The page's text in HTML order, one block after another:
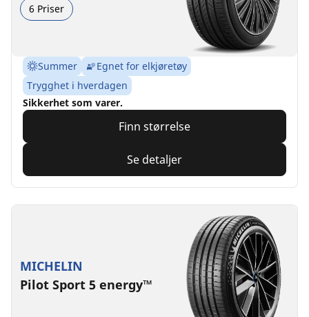
6 Priser
Summer
Egnet for elkjøretøy
Trygghet i hverdagen
Sikkerhet som varer.
Finn størrelse
Se detaljer
MICHELIN
Pilot Sport 5 energy™